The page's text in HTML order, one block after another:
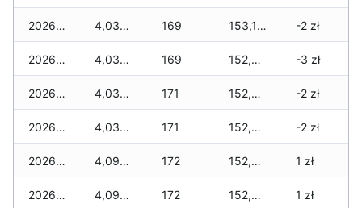
2026-07-13 4,036 zł 169 153,133 zł -2 zł
2026-07-12 4,036 zł 169 152,897 zł -3 zł
2026-07-11 4,036 zł 171 152,823 zł -2 zł
2026-07-10 4,036 zł 171 152,689 zł -2 zł
2026-07-09 4,094 zł 172 152,449 zł 1 zł
2026-07-08 4,094 zł 172 152,373 zł 1 zł